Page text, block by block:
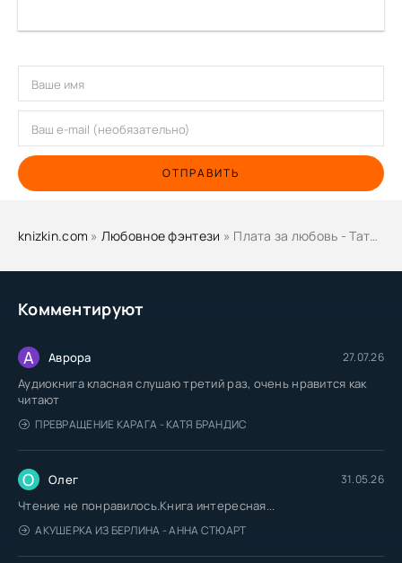
Комментируют
А Аврора 27.07.26
Аудиокнига класная слушаю третий раз, очень нравится как
читают
ПРЕВРАЩЕНИЕ КАРАГА - КАТЯ БРАНДИС
О Олег 31.05.26
Чтение не понравилось.Книга интересная...
АКУШЕРКА ИЗ БЕРЛИНА - АННА СТЮАРТ
ОТПРАВИТЬ
knizkin.com » Любовное фэнтези » Плата за любовь - Татьяна Зинина